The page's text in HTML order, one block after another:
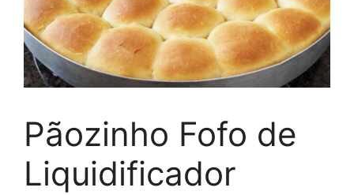
Pãozinho Fofo de
Liquidificador